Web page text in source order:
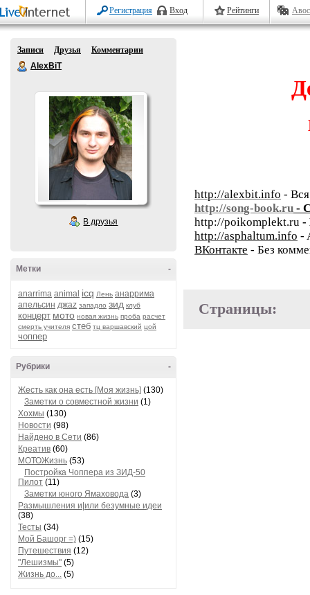
Регистрация Вход Рейтинги
Записи Друзья
Комментарии
AlexBiT
В друзья
-
Метки
anarrima animal icq Лень анаррима
апельсин джаz западло зид клуб
концерт мото новая жизнь проба расчет
смерть учителя стеб тц варшавский цой
чоппер
-
Рубрики
Жесть как она есть [Моя жизнь] (130)
Заметки о совместной жизни (1)
Хохмы (130)
Новости (98)
Найдено в Сети (86)
Креатив (60)
МОТОЖизнь (53)
Постройка Чоппера из ЗИД-50
Пилот (11)
Заметки юного Ямаховода (3)
Размышления и|или безумные идеи
(38)
Тесты (34)
Мой Башорг =) (15)
Путешествия (12)
"Лешизмы" (5)
Жизнь до... (5)
http://alexbit.info -
http://song-book.ru -
http://poikomplekt.ru -
http://asphaltum.info -
ВКонтакте - Без
Страницы: